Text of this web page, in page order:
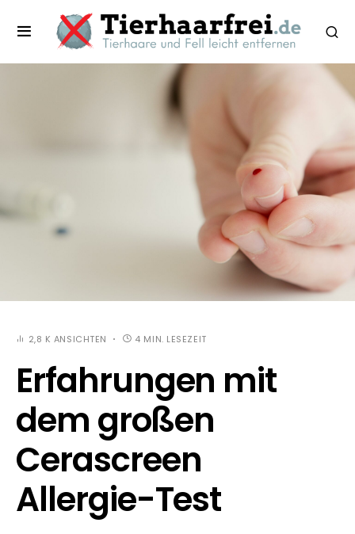
2,8 K ANSICHTEN 4 MIN. LESEZEIT
Erfahrungen mit
dem großen
Cerascreen
Allergie-Test